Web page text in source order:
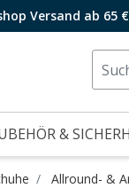
Versand ab 65 €
&
Allround- &